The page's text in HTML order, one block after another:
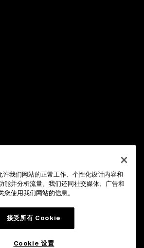
我们网站的正常工作、个性化设计内容和
能并分析流量。我们还同社交媒体、广告和
您使用我们网站的信息。
接受所有 Cookie
Cookie 设置